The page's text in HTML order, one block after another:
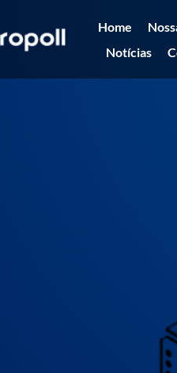
Home
Notícias